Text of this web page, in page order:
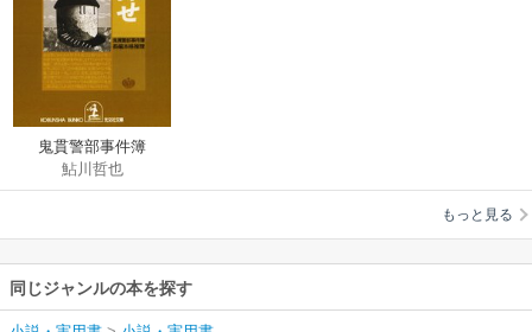
鬼貫警部事件簿
鮎川哲也
もっと見る
同じジャンルの本を探す